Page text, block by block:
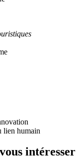
lien humain
intéresser